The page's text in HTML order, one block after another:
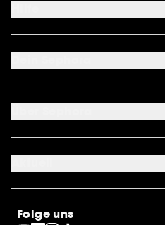
FAQ
Kontakt
Mein Konto
Cookie Einstellungen
Über uns
Karriere
SEPHORA Prize
Clean at Sephora
Folge uns